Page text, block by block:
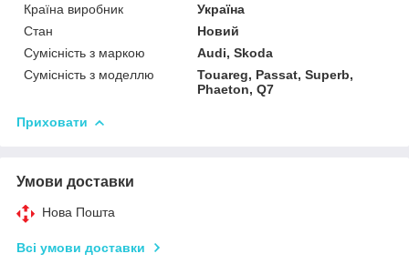
Країна виробник
Україна
Стан
Новий
Сумісність з маркою
Audi, Skoda
Сумісність з моделлю
Touareg, Passat, Superb,
Phaeton, Q7
Приховати
Умови доставки
Нова Пошта
Всі умови доставки